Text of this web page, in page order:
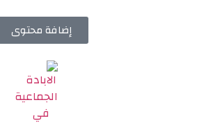
إضافة محتوى